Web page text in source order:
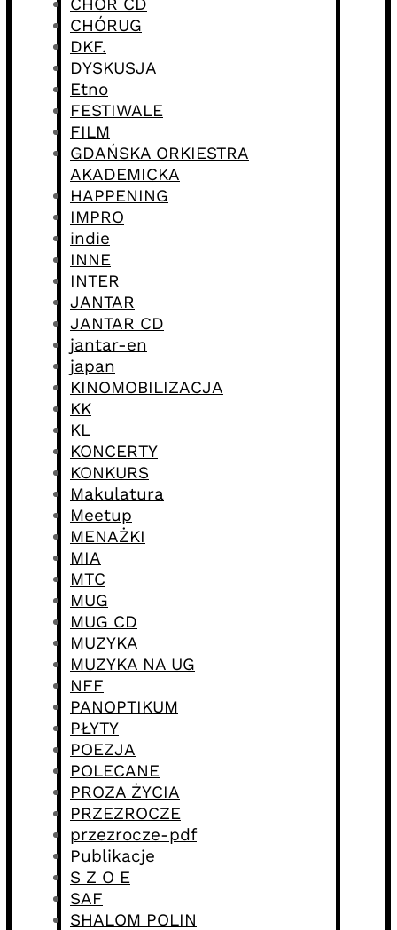
CHÓRUG
DKF.
DYSKUSJA
Etno
FESTIWALE
FILM
GDAŃSKA ORKIESTRA
AKADEMICKA
HAPPENING
IMPRO
indie
INNE
INTER
JANTAR
JANTAR CD
jantar-en
japan
KINOMOBILIZACJA
KK
KL
KONCERTY
KONKURS
Makulatura
Meetup
MENAŻKI
MIA
MTC
MUG
MUG CD
MUZYKA
MUZYKA NA UG
NFF
PANOPTIKUM
PŁYTY
POEZJA
POLECANE
PROZA ŻYCIA
PRZEZROCZE
przezrocze-pdf
Publikacje
S Z O E
SAF
SHALOM POLIN